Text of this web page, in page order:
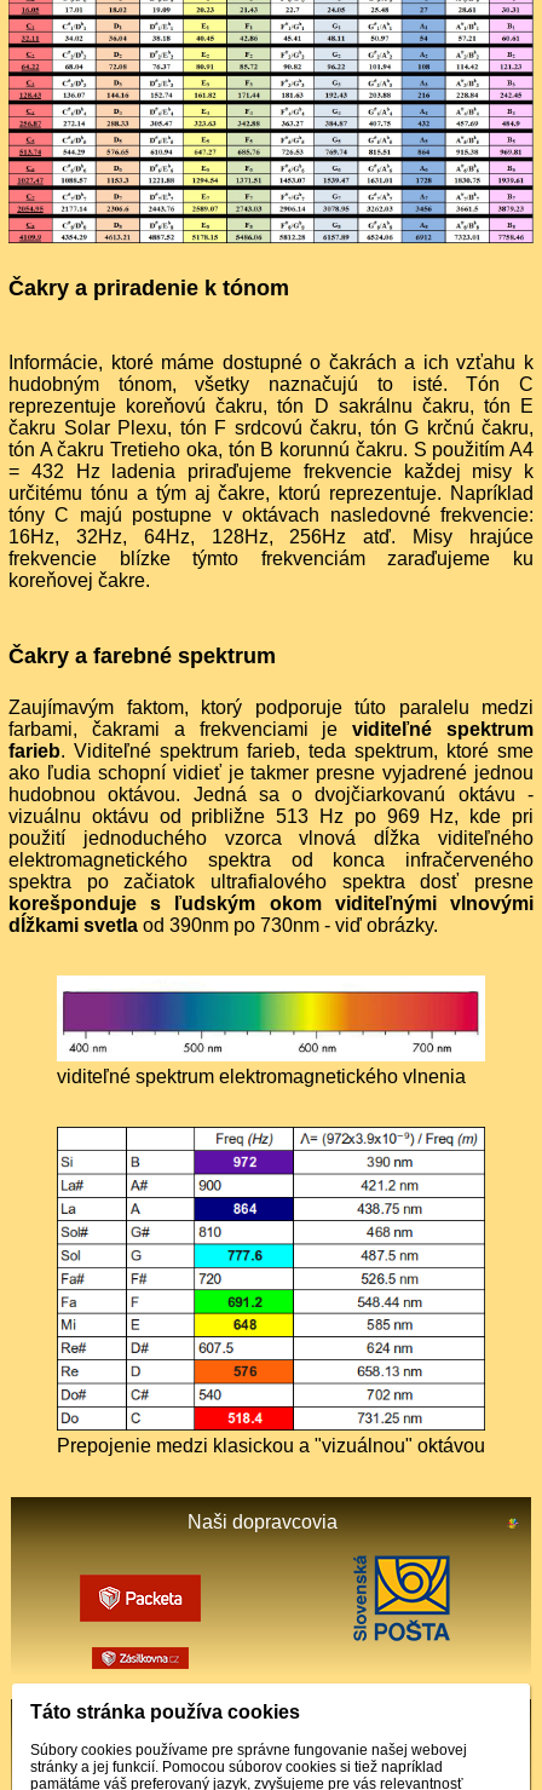
Naši dopravcovia
Podporované platby
Čakry a priradenie k tónom
Informácie, ktoré máme dostupné o čakrách a ich vzťahu k
hudobným tónom, všetky naznačujú to isté. Tón C
reprezentuje koreňovú čakru, tón D sakrálnu čakru, tón E
čakru Solar Plexu, tón F srdcovú čakru, tón G krčnú čakru,
tón A čakru Tretieho oka, tón B korunnú čakru. S použitím A4
= 432 Hz ladenia priraďujeme frekvencie každej misy k
určitému tónu a tým aj čakre, ktorú reprezentuje. Napríklad
tóny C majú postupne v oktávach nasledovné frekvencie:
16Hz, 32Hz, 64Hz, 128Hz, 256Hz atď. Misy hrajúce
frekvencie blízke týmto frekvenciám zaraďujeme ku
koreňovej čakre.
Čakry a farebné spektrum
Zaujímavým faktom, ktorý podporuje túto paralelu medzi
farbami, čakrami a frekvenciami jeviditeľné spektrum
farieb. Viditeľné spektrum farieb, teda spektrum, ktoré sme
ako ľudia schopní vidieť je takmer presne vyjadrené jednou
hudobnou oktávou. Jedná sa o dvojčiarkovanú oktávu -
vizuálnu oktávu od približne 513 Hz po 969 Hz, kde pri
použití jednoduchého vzorca vlnová dĺžka viditeľného
elektromagnetického spektra od konca infračerveného
spektra po začiatok ultrafialového spektra dosť presne
korešponduje s ľudským okom viditeľnými vlnovými
dĺžkami svetla od 390nm po 730nm - viď obrázky.
viditeľné spektrum elektromagnetického vlnenia
Prepojenie medzi klasickou a "vizuálnou" oktávou
Táto stránka používa cookies
Súbory cookies používame pre správne fungovanie našej webovej
stránky a jej funkcií. Pomocou súborov cookies si tiež napríklad
pamätáme váš preferovaný jazyk, zvyšujeme pre vás relevantnosť